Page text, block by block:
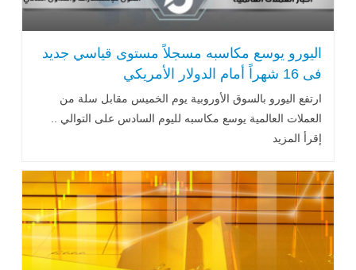
اليورو يوسع مكاسبه مسجلاً مستوى ‏قياسي جديد
فى 16 شهراً أمام الدولار ‏الأمريكي
ارتفع اليورو بالسوق الأوروبية يوم الخميس مقابل سلة من
العملات العالمية يوسع مكاسبه لليوم السادس على التوالي ..
إقرأ المزيد